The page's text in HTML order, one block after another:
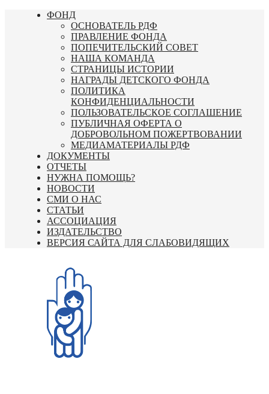
Перейти
ФОНД
ОСНОВАТЕЛЬ РДФ
ПРАВЛЕНИЕ ФОНДА
ПОПЕЧИТЕЛЬСКИЙ СОВЕТ
НАША КОМАНДА
СТРАНИЦЫ ИСТОРИИ
НАГРАДЫ ДЕТСКОГО ФОНДА
ПОЛИТИКА
КОНФИДЕНЦИАЛЬНОСТИ
ПОЛЬЗОВАТЕЛЬСКОЕ СОГЛАШЕНИЕ
ПУБЛИЧНАЯ ОФЕРТА О
ДОБРОВОЛЬНОМ ПОЖЕРТВОВАНИИ
МЕДИАМАТЕРИАЛЫ РДФ
ДОКУМЕНТЫ
ОТЧЕТЫ
НУЖНА ПОМОЩЬ?
НОВОСТИ
СМИ О НАС
СТАТЬИ
АССОЦИАЦИЯ
ИЗДАТЕЛЬСТВО
ВЕРСИЯ САЙТА ДЛЯ СЛАБОВИДЯЩИХ